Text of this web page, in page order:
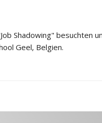
Shadowing" besuchten
Geel, Belgien.